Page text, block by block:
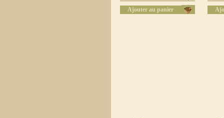
Ajouter au panier